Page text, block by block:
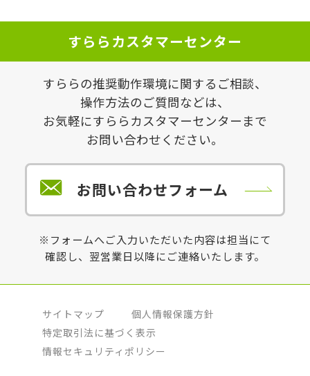
すららカスタマーセンター
すららの推奨動作環境に関するご相談、
操作方法のご質問などは、
お気軽にすららカスタマーセンターまで
お問い合わせください。
お問い合わせフォーム
※フォームへご入力いただいた内容は担当にて
確認し、翌営業日以降にご連絡いたします。
サイトマップ
個人情報保護方針
特定取引法に基づく表示
情報セキュリティポリシー